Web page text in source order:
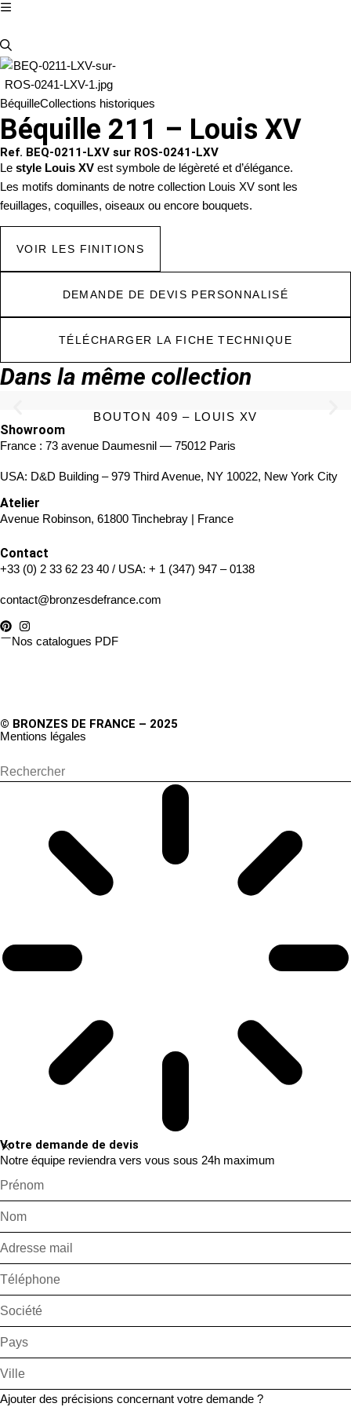
BéquilleCollections historiques
Béquille 211 – Louis XV
Ref. BEQ-0211-LXV sur ROS-0241-LXV
Le style Louis XV est symbole de légèreté et d’élégance.
Les motifs dominants de notre collection Louis XV sont les
feuillages, coquilles, oiseaux ou encore bouquets.
VOIR LES FINITIONS
DEMANDE DE DEVIS PERSONNALISÉ
TÉLÉCHARGER LA FICHE TECHNIQUE
Dans la même collection
BOUTON 409 – LOUIS XV
Showroom
France : 73 avenue Daumesnil — 75012 Paris
USA: D&D Building – 979 Third Avenue, NY 10022, New York City
Atelier
Avenue Robinson, 61800 Tinchebray | France
Contact
+33 (0) 2 33 62 23 40 / USA: + 1 (347) 947 – 0138
contact@bronzesdefrance.com
Nos catalogues PDF
© BRONZES DE FRANCE – 2025
Mentions légales
Votre demande de devis
Notre équipe reviendra vers vous sous 24h maximum
Ajouter des précisions concernant votre demande ?